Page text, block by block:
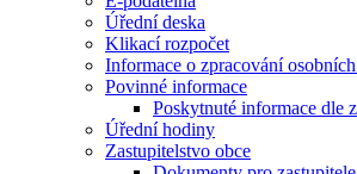
Úřední deska
Klikací rozpočet
Informace o zpracování
Povinné informace
Poskytnuté informace dle
Úřední hodiny
Zastupitelstvo obce